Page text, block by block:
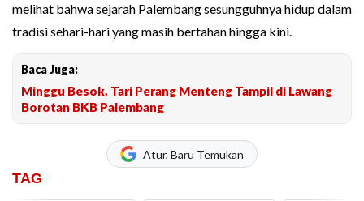
melihat bahwa sejarah Palembang sesungguhnya hidup dalam
tradisi sehari-hari yang masih bertahan hingga kini.
Baca Juga:
Minggu Besok, Tari Perang Menteng Tampil di Lawang
Borotan BKB Palembang
Atur, Baru Temukan
TAG